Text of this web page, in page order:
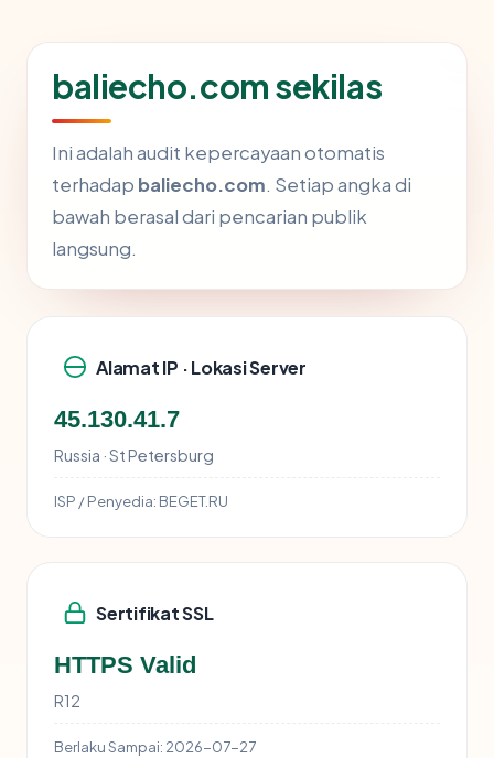
baliecho.com sekilas
Ini adalah audit kepercayaan otomatis
terhadap baliecho.com. Setiap angka di
bawah berasal dari pencarian publik
langsung.
Alamat IP · Lokasi Server
45.130.41.7
Russia · St Petersburg
ISP / Penyedia: BEGET.RU
Sertifikat SSL
HTTPS Valid
R12
Berlaku Sampai: 2026-07-27